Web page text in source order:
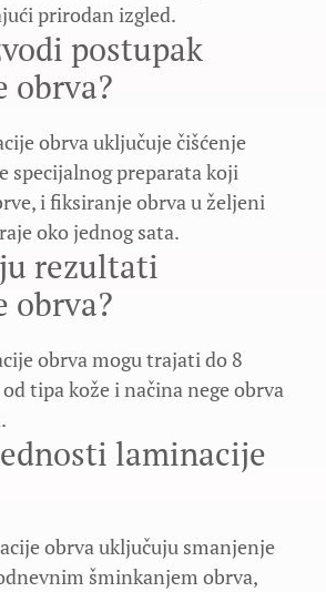
prirodan izgled.
postupak
obrva?
obrva uključuje čišćenje
specijalnog preparata koji
i fiksiranje obrva u željeni
oko jednog sata.
rezultati
obrva?
obrva mogu trajati do 8
tipa kože i načina nege obrva
laminacije
obrva uključuju smanjenje
šminkanjem obrva,